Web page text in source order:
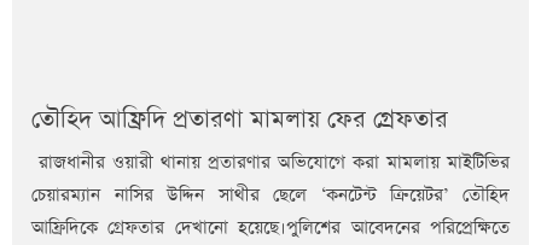
তৌহিদ আফ্রিদি প্রতারণা মামলায় ফের গ্রেফতার
রাজধানীর ওয়ারী থানায় প্রতারণার অভিযোগে করা মামলায় মাইটিভির
চেয়ারম্যান নাসির উদ্দিন সাথীর ছেলে ‘কনটেন্ট ক্রিয়েটর’ তৌহিদ
আফ্রিদিকে গ্রেফতার দেখানো হয়েছে।পুলিশের আবেদনের পরিপ্রেক্ষিতে